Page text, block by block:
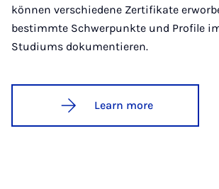
können verschiedene Zertifikate
bestimmte Schwerpunkte und Profile
Studiums dokumentieren.
Learn more